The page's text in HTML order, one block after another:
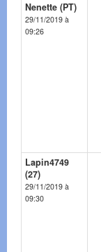
Nenette (PT)
29/11/2019 à
09:26
Lapin4749
(27)
29/11/2019 à
09:30